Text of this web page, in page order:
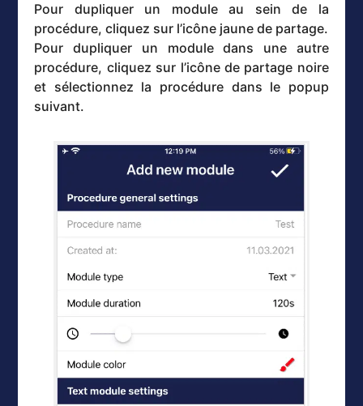
Pour dupliquer un module au sein de la
procédure, cliquez sur l’icône jaune de partage.
Pour dupliquer un module dans une autre
procédure, cliquez sur l’icône de partage noire
et sélectionnez la procédure dans le popup
suivant.